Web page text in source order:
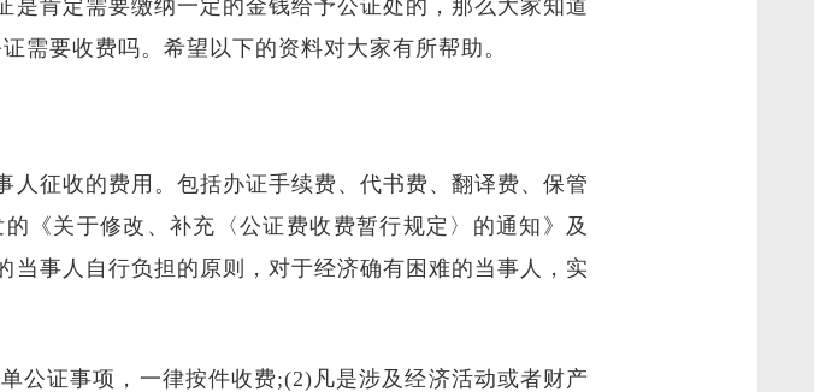
肯定需要缴纳一定的金钱给予公证处的，那么大家知道
需要收费吗。希望以下的资料对大家有所帮助。
征收的费用。包括办证手续费、代书费、翻译费、保管
《关于修改、补充〈公证费收费暂行规定〉的通知》及
当事人自行负担的原则，对于经济确有困难的当事人，实
公证事项，一律按件收费;(2)凡是涉及经济活动或者财产